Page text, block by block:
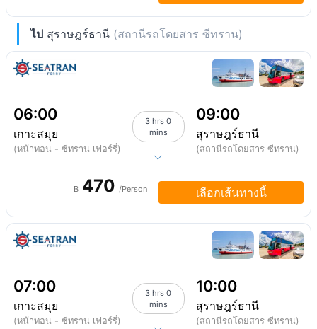
ไป สุราษฎร์ธานี (สถานีรถโดยสาร ซีทราน)
06:00
เกาะสมุย
(หน้าทอน - ซีทราน เฟอร์รี่)
3 hrs 0
mins
09:00
สุราษฎร์ธานี
(สถานีรถโดยสาร ซีทราน)
฿ 470 /Person เลือกเส้นทางนี้
07:00
เกาะสมุย
(หน้าทอน - ซีทราน เฟอร์รี่)
3 hrs 0
mins
10:00
สุราษฎร์ธานี
(สถานีรถโดยสาร ซีทราน)